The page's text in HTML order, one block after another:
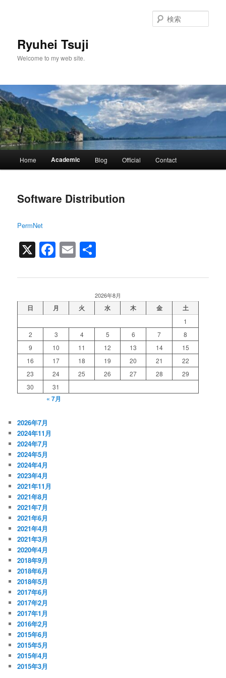
へ
移
動
Ryuhei Tsuji
Welcome to my web site.
索
Home Academic Blog Official Contact
Software Distribution
PermNet
X Facebook
Email
2026年8月
日 月 火 水 木 金 土
1
2
3 4 5 6 7
8
9
10 11 12 13 14
15
16
17 18 19 20 21
22
23
24 25 26 27 28
29
30
31
« 7月
2026年7月
2024年11月
2024年7月
2024年5月
2024年4月
2023年4月
2021年11月
2021年8月
2021年7月
2021年6月
2021年4月
2021年3月
2020年4月
2018年9月
2018年6月
2018年5月
2017年6月
2017年2月
2017年1月
2016年2月
2015年6月
2015年5月
2015年4月
2015年3月